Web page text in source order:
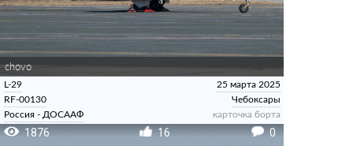
chovo
L-29
RF-00130
Россия - ДОСААФ
25 марта 2025
Чебоксары
карточка борта
1876 16 0